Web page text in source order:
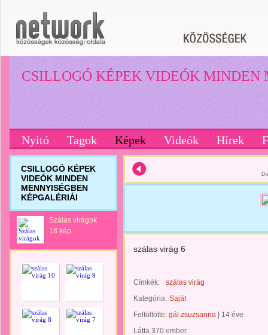
CSILLOGÓ KÉPEK VIDEÓK MINDEN
Nyitó Tagok Képek Videók Hírek
CSILLOGÓ KÉPEK
VIDEÓK MINDEN
MENNYISÉGBEN
KÉPGALÉRIÁI
Szálas virágok
18 kép
szálas virág 6
Címkék:
szálas virág
Kategória: Saját
Feltöltötte: gál zsuzsanna
14 éve
Látta 370 ember.